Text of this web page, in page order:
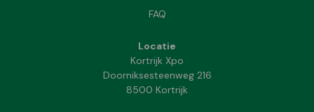
FAQ
Locatie
Kortrijk Xpo
Doorniksesteenweg 216
8500 Kortrijk